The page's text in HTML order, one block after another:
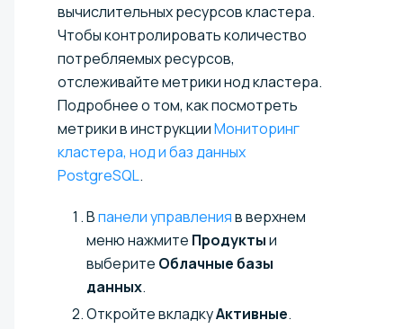
вычислительных ресурсов кластера.
Чтобы контролировать количество
потребляемых ресурсов,
отслеживайте метрики нод кластера.
Подробнее о том, как посмотреть
метрики в инструкцииМониторинг
кластера, нод и баз данных
PostgreSQL.
Впанели управленияв верхнем
меню нажмите Продуктыи
выберите Облачные базы
данных.
Откройте вкладкуАктивные.